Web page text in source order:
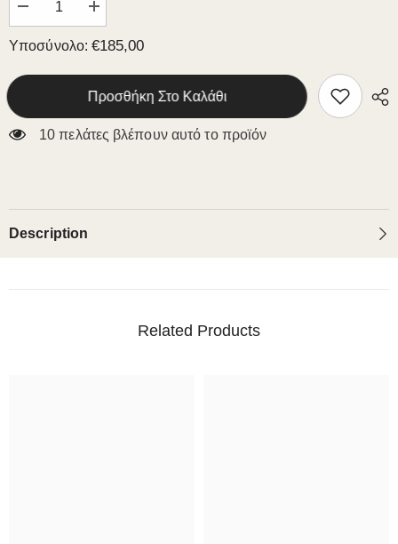
Μειώστε
την
ποσότητα
για
CHAIR
Αυξήστε
την
ποσότητα
για
K28
Υποσύνολο:€185,00
Προσθήκη Στο Καλάθι
10 πελάτες βλέπουν αυτό το προϊόν
Description
Related Products